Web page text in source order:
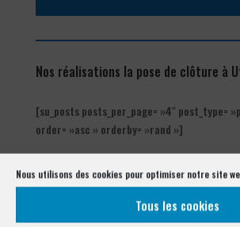
Nous utilisons des cookies pour optimiser notre site
Tous les cookies
Nos réalisations la pose de clôture à
[su_posts posts_per_page= »4″ post_type=
order= »asc » orderby= »rand »]
Nos références posés
à Utelle 06450